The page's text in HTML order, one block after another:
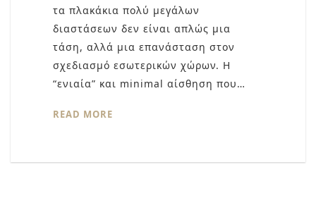
τα πλακάκια πολύ μεγάλων
διαστάσεων δεν είναι απλώς μια
τάση, αλλά μια επανάσταση στον
σχεδιασμό εσωτερικών χώρων. Η
“ενιαία” και minimal αίσθηση που…
READ MORE